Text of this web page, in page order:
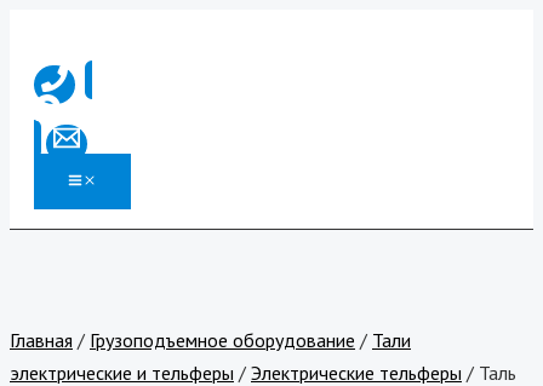
содержимому
Главная / Грузоподъемное оборудование / Тали
электрические и тельферы / Электрические тельферы / Таль
Таль
канатная
GEARSEN